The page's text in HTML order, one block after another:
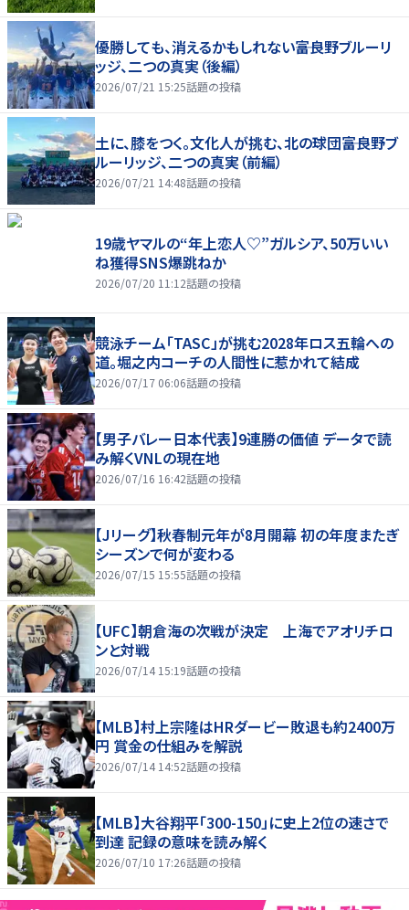
優勝しても、消えるかもしれない――富良野ブルーリ
ッジ、二つの真実（後編）
2026/07/21 15:25話題の投稿
土に、膝をつく。文化人が挑む、北の球団――富良野ブ
ルーリッジ、二つの真実（前編）
2026/07/21 14:48話題の投稿
19歳ヤマルの“年上恋人♡”ガルシア、50万いい
ね獲得SNS爆跳ねか
2026/07/20 11:12話題の投稿
競泳チーム「TASC」が挑む2028年ロス五輪への
道。堀之内コーチの人間性に惹かれて結成
2026/07/17 06:06話題の投稿
【男子バレー日本代表】9連勝の価値 データで読
み解くVNLの現在地
2026/07/16 16:42話題の投稿
【Jリーグ】秋春制元年が8月開幕 初の年度またぎ
シーズンで何が変わる
2026/07/15 15:55話題の投稿
【UFC】朝倉海の次戦が決定 上海でアオリチロ
ンと対戦
2026/07/14 15:19話題の投稿
【MLB】村上宗隆はHRダービー敗退も約2400万
円 賞金の仕組みを解説
2026/07/14 14:52話題の投稿
【MLB】大谷翔平「300-150」に史上2位の速さで
到達 記録の意味を読み解く
2026/07/10 17:26話題の投稿